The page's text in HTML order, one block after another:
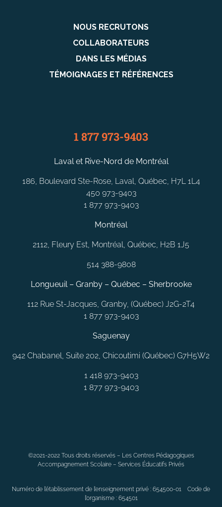
NOUS RECRUTONS
COLLABORATEURS
DANS LES MÉDIAS
TÉMOIGNAGES ET RÉFÉRENCES
1 877 973-9403
Laval et Rive-Nord de Montréal
186, Boulevard Ste-Rose, Laval, Québec, H7L 1L4
450 973-9403
1 877 973-9403
Montréal
2112, Fleury Est, Montréal, Québec, H2B 1J5
514 388-9808
Longueuil – Granby – Québec – Sherbrooke
112 Rue St-Jacques, Granby, (Québec) J2G-2T4
1 877 973-9403
Saguenay
942 Chabanel, Suite 202, Chicoutimi (Québec) G7H5W2
1 418 973-9403
1 877 973-9403
CHAMBLY
LONGUEUIL BELOEIL LAVALTRIE
JOLIETTE
VARENNES CHÂTEAUGUAY
©2021-2022 Tous droits réservés – Les Centres Pédagogiques
Accompagnement Scolaire – Services Éducatifs Privés
Numéro de l’établissement de l’enseignement privé : 654500-01 Code de
l’organisme : 654501